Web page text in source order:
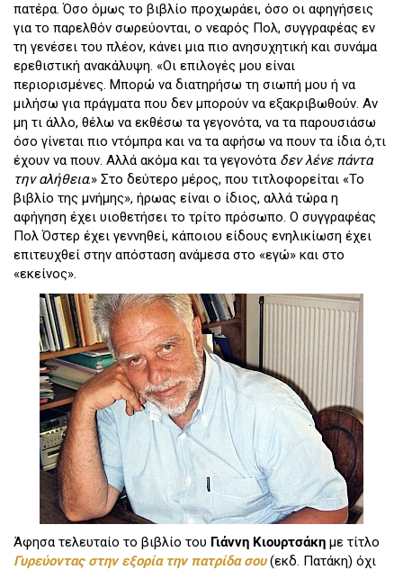
πατέρα. Όσο όμως το βιβλίο προχωράει, όσο οι αφηγήσεις
για το παρελθόν σωρεύονται, ο νεαρός Πολ, συγγραφέας εν
τη γενέσει του πλέον, κάνει μια πιο ανησυχητική και συνάμα
ερεθιστική ανακάλυψη. «Οι επιλογές μου είναι
περιορισμένες. Μπορώ να διατηρήσω τη σιωπή μου ή να
μιλήσω για πράγματα που δεν μπορούν να εξακριβωθούν. Αν
μη τι άλλο, θέλω να εκθέσω τα γεγονότα, να τα παρουσιάσω
όσο γίνεται πιο ντόμπρα και να τα αφήσω να πουν τα ίδια ό,τι
έχουν να πουν. Αλλά ακόμα και τα γεγονότα δεν λένε πάντα
την αλήθεια.» Στο δεύτερο μέρος, που τιτλοφορείται «Το
βιβλίο της μνήμης», ήρωας είναι ο ίδιος, αλλά τώρα η
αφήγηση έχει υιοθετήσει το τρίτο πρόσωπο. Ο συγγραφέας
Πολ Όστερ έχει γεννηθεί, κάποιου είδους ενηλικίωση έχει
επιτευχθεί στην απόσταση ανάμεσα στο «εγώ» και στο
«εκείνος».
Άφησα τελευταίο το βιβλίο του Γιάννη Κιουρτσάκη με τίτλο
Γυρεύοντας στην εξορία την πατρίδα σου (εκδ. Πατάκη) όχι